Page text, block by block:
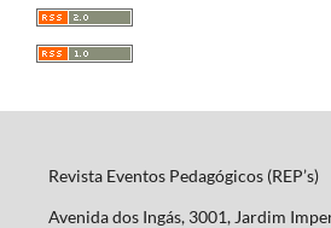
Revista Eventos Pedagógicos (REP’s)
Avenida dos Ingás, 3001, Jardim